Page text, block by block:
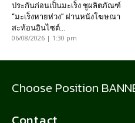
ประกันก่อนเป็นมะเร็ง ชูผลิตภัณฑ์
“มะเร็งหายห่วง” ผ่านหนังโฆษณา
สะท้อนอินไซต์...
06/08/2026 | 1:30 pm
Choose Position